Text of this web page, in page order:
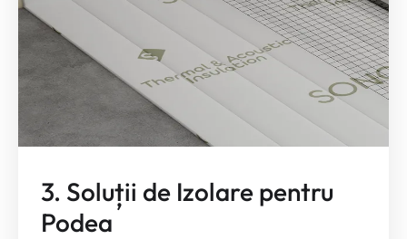
3. Soluții de Izolare pentru
Podea